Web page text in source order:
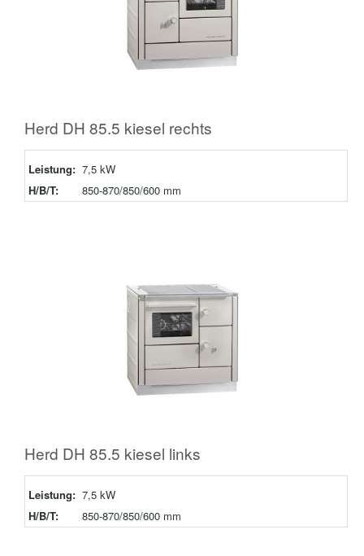
Herd DH 85.5 kiesel rechts
Leistung: 7,5 kW
H/B/T:
850-870/850/600 mm
Herd DH 85.5 kiesel links
Leistung: 7,5 kW
H/B/T:
850-870/850/600 mm